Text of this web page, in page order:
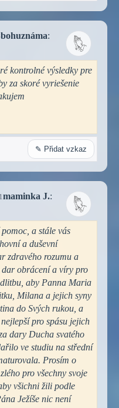
bohuznáma:
kontrolné výsledky pre
za skoré vyriešenie
✎ Přidat vzkaz
maminka J.:
a stále vás
a duševní
zdravého rozumu a
obrácení a víry pro
aby Panna Maria
Milana a jejich syny
do Svých rukou, a
pro spásu jejich
dary Ducha svatého
ve studiu na střední
Prosím o
pro všechny svoje
všichni žili podle
Ježíše nic není